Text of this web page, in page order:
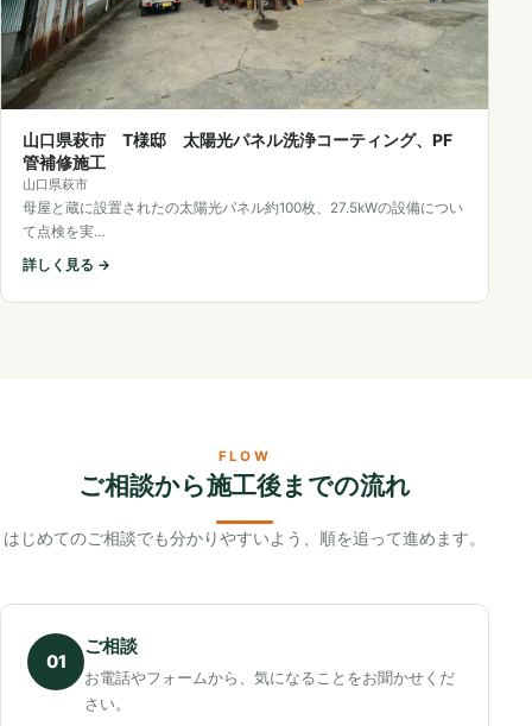
山口県萩市 T様邸 太陽光パネル洗浄コーティング、PF
管補修施工
山口県萩市
母屋と蔵に設置されたの太陽光パネル約100枚、27.5kWの設備につい
て点検を実…
詳しく見る →
FLOW
ご相談から施工後までの流れ
はじめてのご相談でも分かりやすいよう、順を追って進めます。
01
ご相談
お電話やフォームから、気になることをお聞かせくだ
さい。